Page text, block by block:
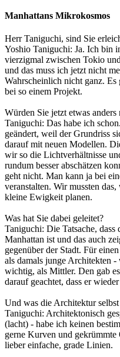
Manhattans Mikrokosmos
Herr Taniguchi, sind Sie
Yoshio Taniguchi: Ja. Ich bin
vierzigmal zwischen Tokio
und das muss ich jetzt nicht
Wahrscheinlich nicht ganz.
bei so einem Projekt.
Würden Sie jetzt etwas anders
Taniguchi: Das habe ich
geändert, weil der Grundriss
darauf mit neuen Modellen.
wir so die Lichtverhältnisse
rundum besser abschätzen
geht nicht. Man kann ja bei
veranstalten. Wir mussten
kleine Ewigkeit planen.
Was hat Sie dabei geleitet?
Taniguchi: Die Tatsache,
Manhattan ist und das auch
gegenüber der Stadt. Für
als damals junge Architekten
wichtig, als Mittler. Den gab
darauf geachtet, dass er
Und was die Architektur selbst
Taniguchi: Architektonisch
(lacht) - habe ich keinen
gerne Kurven und
lieber einfache, grade Linien.